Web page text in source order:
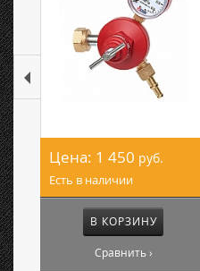
Цена: 1 450 руб.
Есть в наличии
В КОРЗИНУ
Сравнить ›